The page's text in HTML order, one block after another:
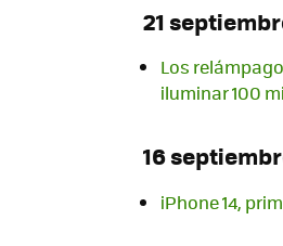
21
Los
iluminar 100
16
iPhone 14,